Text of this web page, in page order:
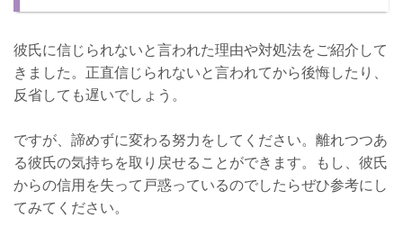
彼氏に信じられないと言われた理由や対処法をご紹介して
きました。正直信じられないと言われてから後悔したり、
反省しても遅いでしょう。
ですが、諦めずに変わる努力をしてください。離れつつあ
る彼氏の気持ちを取り戻せることができます。もし、彼氏
からの信用を失って戸惑っているのでしたらぜひ参考にし
てみてください。